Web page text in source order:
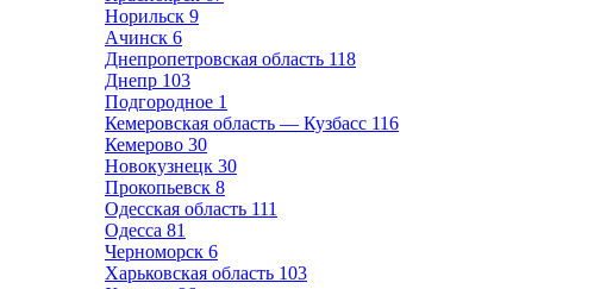
Норильск 9
Ачинск 6
Днепропетровская область 118
Днепр 103
Подгородное 1
Кемеровская область — Кузбасс 116
Кемерово 30
Новокузнецк 30
Прокопьевск 8
Одесская область 111
Одесса 81
Черноморск 6
Харьковская область 103